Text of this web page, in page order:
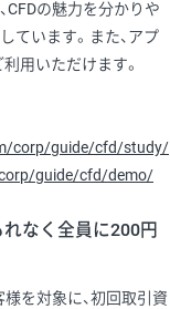
CFDの魅力を分かりや
ています。また、アプ
用いただけます。
corp/guide/cfd/study/
guide/cfd/demo/
れなく全員に200円
を対象に、初回取引資